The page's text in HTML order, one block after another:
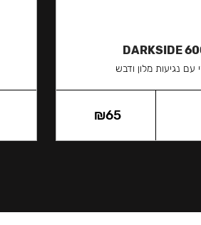
DARKSIDE
נגיעות מלון ודבש
₪65